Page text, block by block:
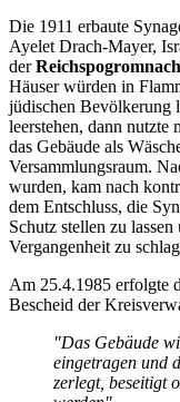
Die 1911 erbaute
Ayelet Drach-Mayer,
der
Häuser würden in
jüdischen Bevölkerung
leerstehen, dann nutzte
das Gebäude als
Versammlungsraum.
wurden, kam nach
dem Entschluss, die
Schutz stellen zu
Vergangenheit zu
Am 25.4.1985 erfolgte
Bescheid der
"Das Gebäude
eingetragen und
zerlegt, beseitigt